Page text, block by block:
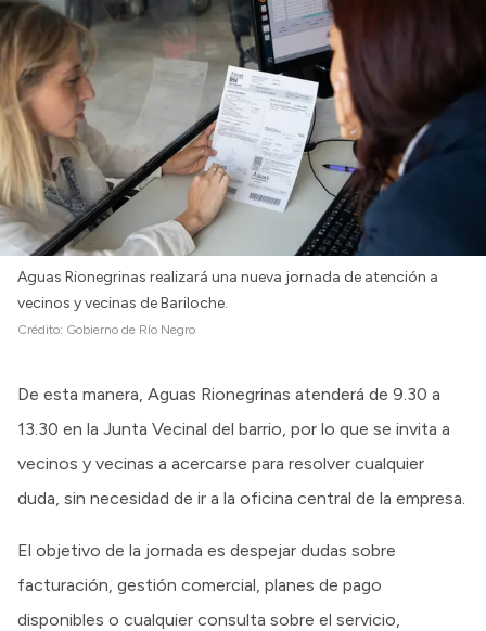
Login
Aguas Rionegrinas realizará una nueva jornada de atención a
vecinos y vecinas de Bariloche.
Crédito: Gobierno de Río Negro
De esta manera, Aguas Rionegrinas atenderá de 9.30 a
13.30 en la Junta Vecinal del barrio, por lo que se invita a
vecinos y vecinas a acercarse para resolver cualquier
duda, sin necesidad de ir a la oficina central de la empresa.
El objetivo de la jornada es despejar dudas sobre
facturación, gestión comercial, planes de pago
disponibles o cualquier consulta sobre el servicio,